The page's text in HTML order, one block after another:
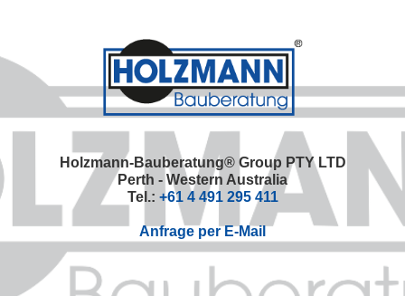
primary
navigation
main
content
primary
sidebar
footer
Holzmann-Bauberatung® Group PTY LTD
Perth - Western Australia
Tel.: +61 4 491 295 411
Anfrage per E-Mail